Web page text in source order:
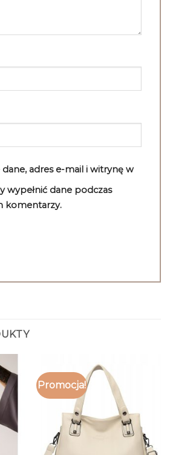
adres e-mail i witrynę w
wypełnić dane podczas
komentarzy.
Promocja!